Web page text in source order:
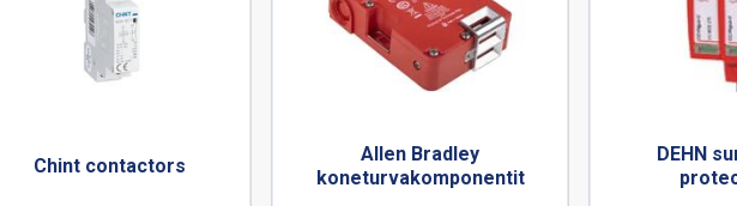
Chint contactors
Allen Bradley
koneturvakomponentit
DEHN